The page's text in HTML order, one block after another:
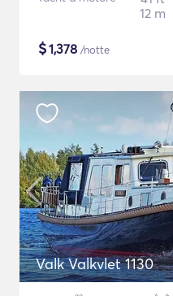
12 m
$1,378 /notte
Valk Valkvlet 1130